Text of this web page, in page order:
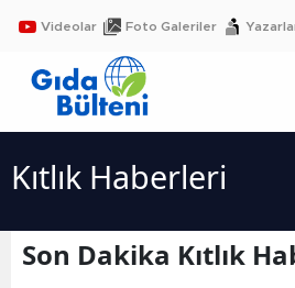
Videolar Foto Galeriler
Kıtlık Haberleri
Son Dakika Kıtlık